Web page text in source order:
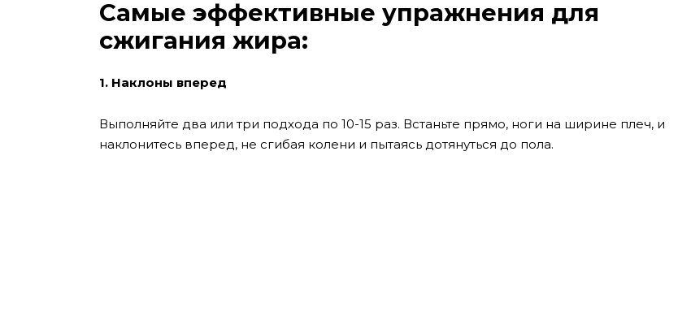
Самые эффективные упражнения для
сжигания жира:
1. Наклоны вперед
Выполняйте два или три подхода по 10-15 раз. Встаньте прямо, ноги на ширине плеч, и
наклонитесь вперед, не сгибая колени и пытаясь дотянуться до пола.